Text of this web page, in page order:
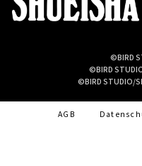
©BIRD
©BIRD
©BIRD STUDIO/
AGB